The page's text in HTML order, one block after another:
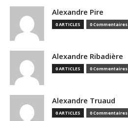
Alexandre Pire
0 ARTICLES 0 Commentaires
Alexandre Ribadière
0 ARTICLES 0 Commentaires
Alexandre Truaud
0 ARTICLES 0 Commentaires